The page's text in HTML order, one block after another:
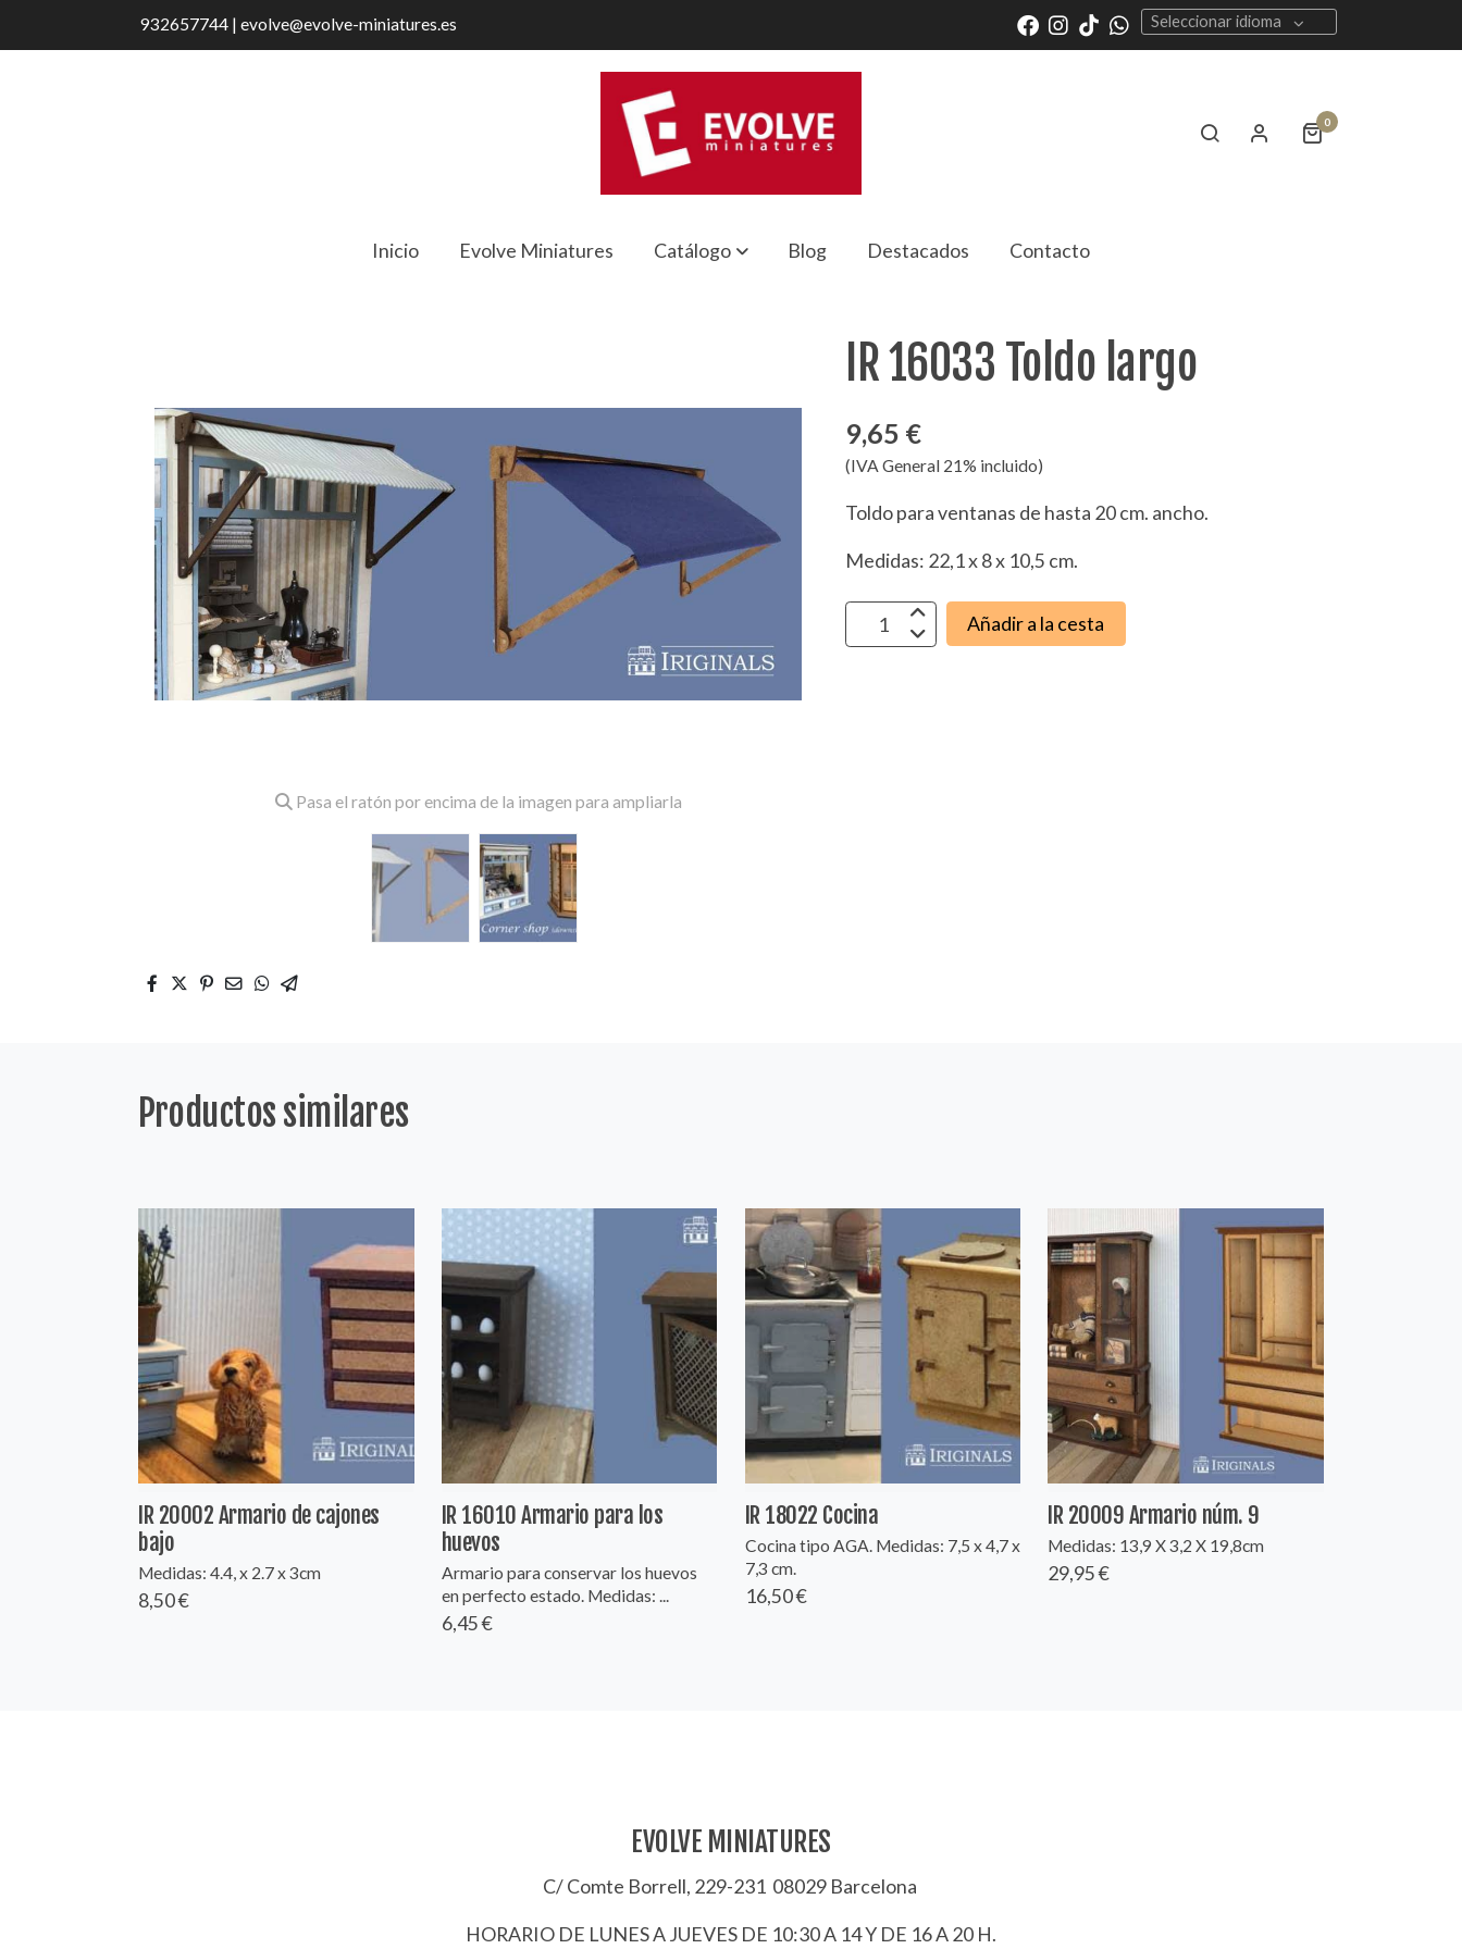
932657744 | evolve@evolve-miniatures.es Seleccionar idioma
0
Inicio Evolve Miniatures Catálogo Blog Destacados Contacto
Pasa el ratón por encima de la imagen para ampliarla
IR 16033 Toldo largo
9,65 €
(IVA General 21% incluido)
Toldo para ventanas de hasta 20 cm. ancho.
Medidas: 22,1 x 8 x 10,5 cm.
Añadir a la cesta
Productos similares
IR 20002 Armario de cajones
bajo
Medidas: 4.4, x 2.7 x 3cm
8,50 €
IR 16010 Armario para los
huevos
Armario para conservar los huevos
en perfecto estado. Medidas: ...
6,45 €
IR 18022 Cocina
Cocina tipo AGA. Medidas: 7,5 x 4,7 x
7,3 cm.
16,50 €
IR 20009 Armario núm. 9
Medidas: 13,9 X 3,2 X 19,8cm
29,95 €
EVOLVE MINIATURES
C/ Comte Borrell, 229-231 08029 Barcelona
HORARIO DE LUNES A JUEVES DE 10:30 A 14 Y DE 16 A 20 H.